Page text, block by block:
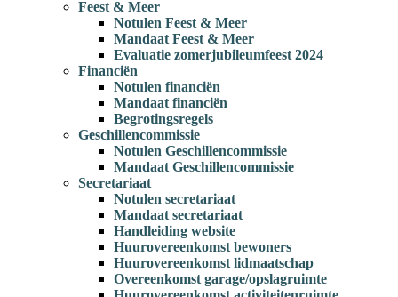
Feest & Meer
Notulen Feest & Meer
Mandaat Feest & Meer
Evaluatie zomerjubileumfeest 2024
Financiën
Notulen financiën
Mandaat financiën
Begrotingsregels
Geschillencommissie
Notulen Geschillencommissie
Mandaat Geschillencommissie
Secretariaat
Notulen secretariaat
Mandaat secretariaat
Handleiding website
Huurovereenkomst bewoners
Huurovereenkomst lidmaatschap
Overeenkomst garage/opslagruimte